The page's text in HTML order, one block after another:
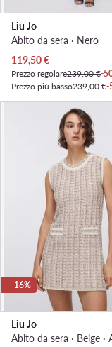
Liu Jo
Abito da sera · Nero
Prezzo attuale
119,50€
Prezzo regolare239,00 €-
Prezzo più basso239,00 €-
-16%
Liu Jo